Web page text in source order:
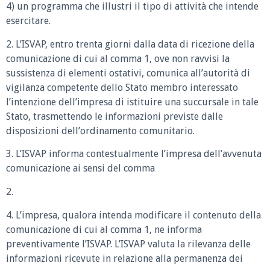
4) un programma che illustri il tipo di attività che intende
esercitare.
2. L’ISVAP, entro trenta giorni dalla data di ricezione della
comunicazione di cui al comma 1, ove non ravvisi la
sussistenza di elementi ostativi, comunica all’autorità di
vigilanza competente dello Stato membro interessato
l’intenzione dell’impresa di istituire una succursale in tale
Stato, trasmettendo le informazioni previste dalle
disposizioni dell’ordinamento comunitario.
3. L’ISVAP informa contestualmente l’impresa dell’avvenuta
comunicazione ai sensi del comma
2.
4. L’impresa, qualora intenda modificare il contenuto della
comunicazione di cui al comma 1, ne informa
preventivamente l’ISVAP. L’ISVAP valuta la rilevanza delle
informazioni ricevute in relazione alla permanenza dei